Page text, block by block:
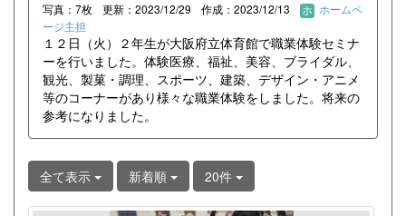
写真：7枚 更新：2023/12/29 作成：2023/12/13
ホームペ
ージ主担
１２日（火）２年生が大阪府立体育館で職業体験セミナ
ーを行いました。体験医療、福祉、美容、ブライダル、
観光、製菓・調理、スポーツ、建築、デザイン・アニメ
等のコーナーがあり様々な職業体験をしました。将来の
参考になりました。
全て表示 新着順 20件